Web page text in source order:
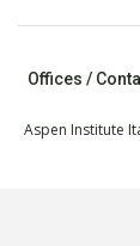
Offices /
Aspen Institute